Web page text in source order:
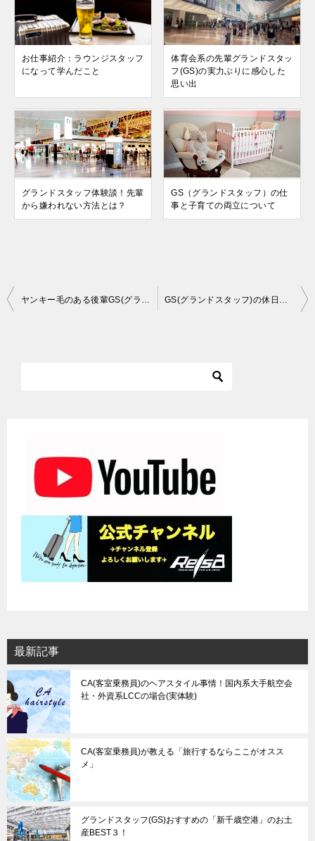
お仕事紹介：ラウンジスタッフ
になって学んだこと
体育会系の先輩グランドスタッ
フ(GS)の実力ぶりに感心した
思い出
グランドスタッフ体験談！先輩
から嫌われない方法とは？
GS（グランドスタッフ）の仕
事と子育ての両立について
投
最新記事
CA(客室乗務員)のヘアスタイル事情！国内系大手航空会
社・外資系LCCの場合(実体験)
CA(客室乗務員)が教える「旅行するならここがオスス
メ」
グランドスタッフ(GS)おすすめの「新千歳空港」のお土
産BEST３！